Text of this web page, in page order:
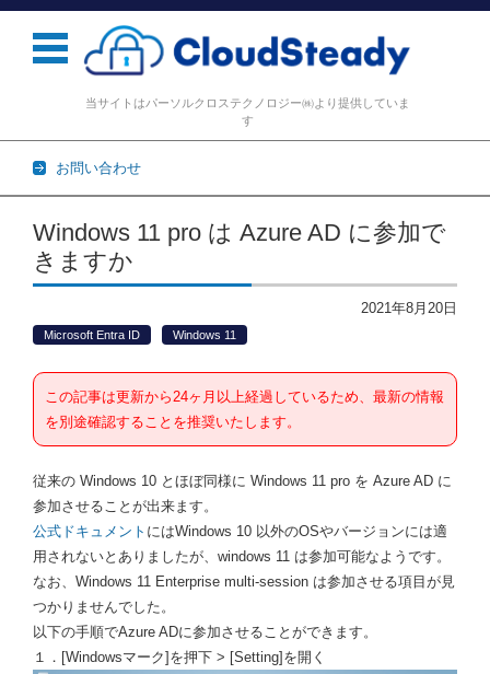
当サイトはパーソルクロステクノロジー㈱より提供していま
す
お問い合わせ
コンテンツに移動
Windows 11 pro は Azure AD に参加で
きますか
2021年8月20日
Microsoft Entra ID Windows 11
この記事は更新から24ヶ月以上経過しているため、最新の情報
を別途確認することを推奨いたします。
従来の Windows 10 とほぼ同様に Windows 11 pro を Azure AD に
参加させることが出来ます。
公式ドキュメント にはWindows 10 以外のOSやバージョンには適
用されないとありましたが、windows 11 は参加可能なようです。
なお、Windows 11 Enterprise multi-session は参加させる項目が見
つかりませんでした。
以下の手順でAzure ADに参加させることができます。
１．[Windowsマーク]を押下 > [Setting]を開く